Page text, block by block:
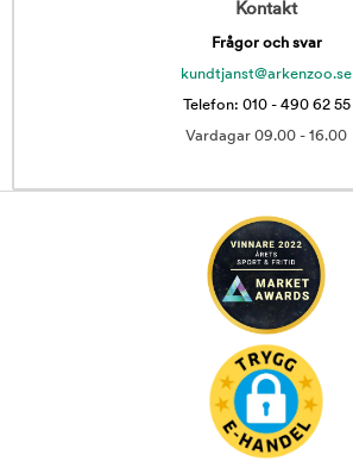
Kontakt
Frågor och svar
kundtjanst@arkenzoo.se
Telefon: 010 - 490 62 55
Vardagar 09.00 - 16.00